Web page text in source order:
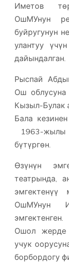
Иметов
ОшМУнун
буйругунун
улантуу
дайындалган.
Рыспай
Ош облусуна
Кызыл-Булак
Бала
1963-жылы
бүтүргөн.
Өзүнүн
театрында,
ОшМУнун
эмгектенген.
Ошол жерде
учук
борбордогу